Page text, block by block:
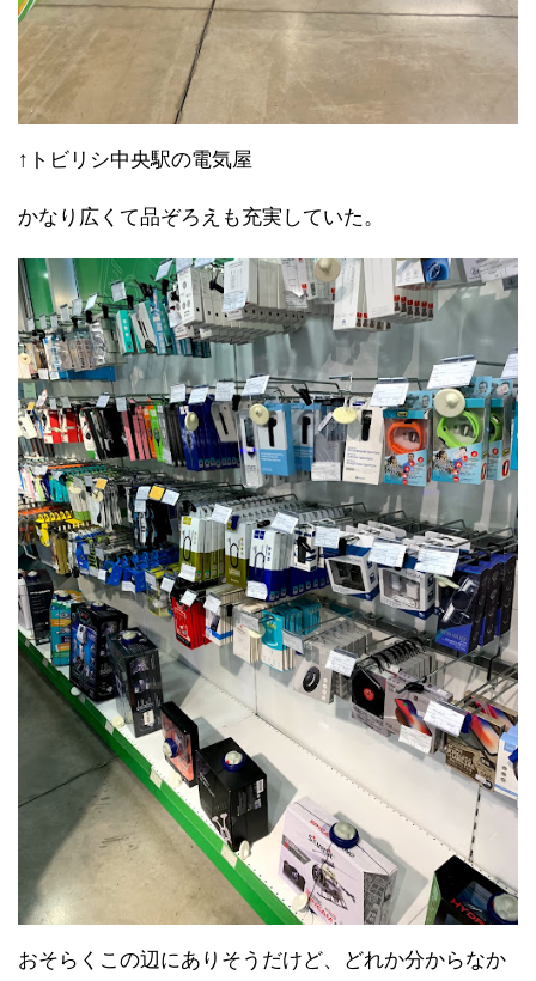
↑トビリシ中央駅の電気屋
かなり広くて品ぞろえも充実していた。
おそらくこの辺にありそうだけど、どれか分からなか